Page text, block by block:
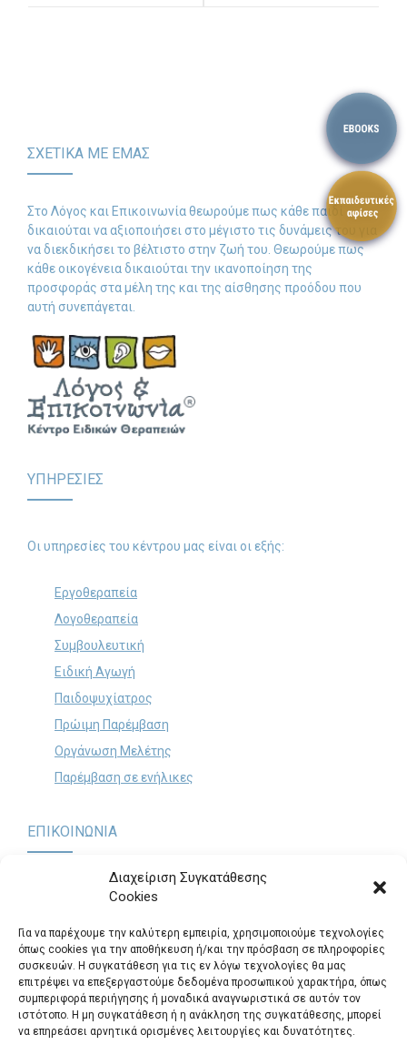
Διαχείριση Συγκατάθεσης
Cookies
Για να παρέχουμε την καλύτερη εμπειρία, χρησιμοποιούμε τεχνολογίες
όπως cookies για την αποθήκευση ή/και την πρόσβαση σε πληροφορίες
συσκευών. Η συγκατάθεση για τις εν λόγω τεχνολογίες θα μας
επιτρέψει να επεξεργαστούμε δεδομένα προσωπικού χαρακτήρα, όπως
συμπεριφορά περιήγησης ή μοναδικά αναγνωριστικά σε αυτόν τον
ιστότοπο. Η μη συγκατάθεση ή η ανάκληση της συγκατάθεσης, μπορεί
να επηρεάσει αρνητικά ορισμένες λειτουργίες και δυνατότητες.
ΣΧΕΤΙΚΑ ΜΕ ΕΜΑΣ
Στο Λόγος και Επικοινωνία θεωρούμε πως κάθε παιδί
δικαιούται να αξιοποιήσει στο μέγιστο τις δυνάμεις του για
να διεκδικήσει το βέλτιστο στην ζωή του. Θεωρούμε πως
κάθε οικογένεια δικαιούται την ικανοποίηση της
προσφοράς στα μέλη της και της αίσθησης προόδου που
αυτή συνεπάγεται.
ΥΠΗΡΕΣΙΕΣ
Οι υπηρεσίες του κέντρου μας είναι οι εξής:
Εργοθεραπεία
Λογοθεραπεία
Συμβουλευτική
Ειδική Αγωγή
Παιδοψυχίατρος
Πρώιμη Παρέμβαση
Οργάνωση Μελέτης
Παρέμβαση σε ενήλικες
ΕΠΙΚΟΙΝΩΝΙΑ
Παναγή Τσαλδάρη 60 & Θηβών, Περιστέρι (Είσοδος από
Τηλ.: 2105725295
logosepikinonia@gmail.com
Θέσεις Εργασίας